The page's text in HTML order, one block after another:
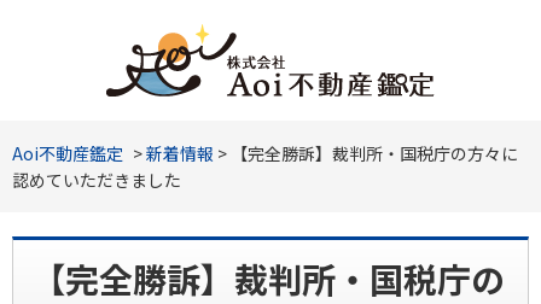
Aoi不動産鑑定 >新着情報 > 【完全勝訴】裁判所・国税庁の方々に
認めていただきました
【完全勝訴】裁判所・国税庁の